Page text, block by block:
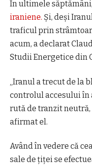
În ultimele săptămâni,
iraniene. Și, deși
traficul prin
acum, a declarat
Studii Energetice din
„Iranul a trecut de la
controlul accesului în
rută de tranzit neutră,
afirmat el.
Având în vedere că
sale de țiței se